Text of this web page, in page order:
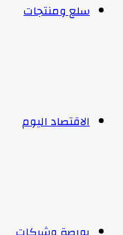
سلع ومنتجات
الاقتصاد اليوم